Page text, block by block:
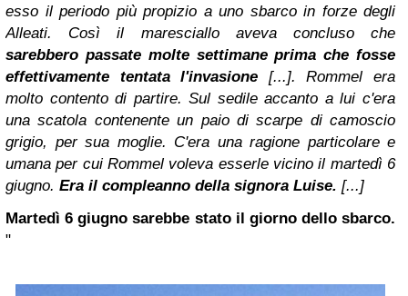
esso il periodo più propizio a uno sbarco in forze degli
Alleati. Così il maresciallo aveva concluso che
sarebbero passate molte settimane prima che fosse
effettivamente tentata l'invasione [...].
Rommel era
molto contento di partire. Sul sedile accanto a lui c'era
una scatola contenente un paio di scarpe di camoscio
grigio, per sua moglie. C'era una ragione particolare e
umana per cui Rommel voleva esserle vicino il martedì 6
giugno. Era il compleanno della signora Luise. [...]
Martedì 6 giugno sarebbe stato il giorno dello sbarco.
"